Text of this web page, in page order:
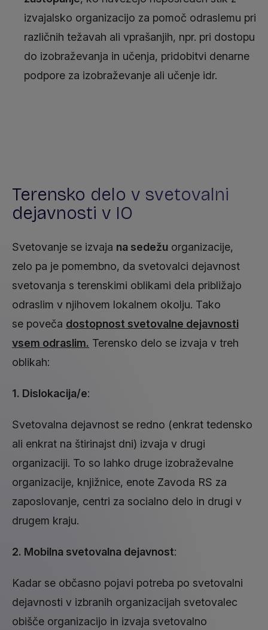
izvajalsko organizacijo za pomoč odraslemu pri
različnih težavah ali vprašanjih, npr. pri dostopu
do izobraževanja in učenja, pridobitvi denarne
podpore za izobraževanje ali učenje idr.
Terensko delo v svetovalni
dejavnosti v IO
Svetovanje se izvaja na sedežu organizacije,
zelo pa je pomembno, da svetovalci dejavnost
svetovanja s terenskimi oblikami dela približajo
odraslim v njihovem lokalnem okolju. Tako
se poveča dostopnost svetovalne dejavnosti
vsem odraslim. Terensko delo se izvaja v treh
oblikah:
1. Dislokacija/e:
Svetovalna dejavnost se redno (enkrat tedensko
ali enkrat na štirinajst dni) izvaja v drugi
organizaciji. To so lahko druge izobraževalne
organizacije, knjižnice, enote Zavoda RS za
zaposlovanje, centri za socialno delo in drugi v
drugem kraju.
2. Mobilna svetovalna dejavnost:
Kadar se občasno pojavi potreba po svetovalni
dejavnosti v izbranih organizacijah svetovalec
obišče organizacijo in izvaja svetovalno